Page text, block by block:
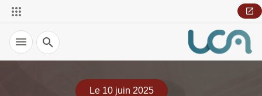
Recherche
Le 10 juin 2025